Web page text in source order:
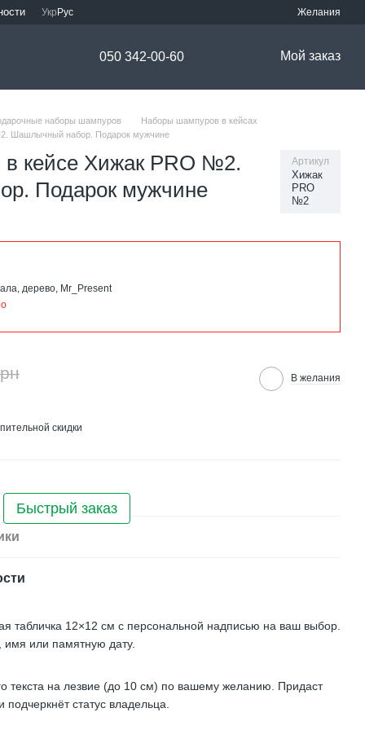
Укр Рус Желания
050 342-00-60 Мой заказ
наборы шампуров
Наборы шампуров в кейсах
Шашлычный набор. Подарок мужчине
кейсе Хижак PRO №2.
Подарок мужчине
Артикул
Хижак
PRO
№2
дерево, Mr_Present
В желания
скидки
Быстрый заказ
табличка 12×12 см с персональной надписью на ваш выбор.
имя или памятную дату.
текста на лезвие (до 10 см) по вашему желанию. Придаст
статус владельца.